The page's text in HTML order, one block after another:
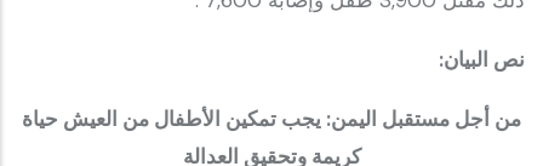
نص البيان:
من أجل مستقبل اليمن: يجب تمكين الأطفال من العيش حياة
كريمة وتحقيق العدالة